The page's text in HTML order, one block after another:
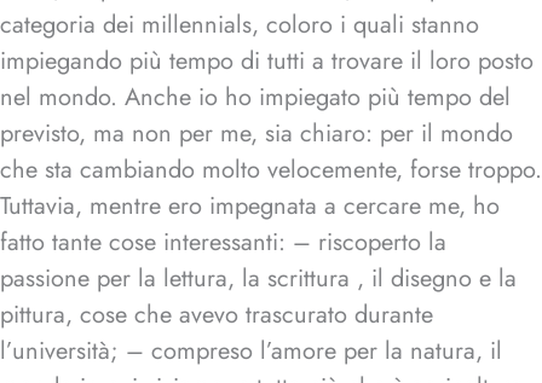
categoria dei millennials, coloro i quali stanno
impiegando più tempo di tutti a trovare il loro posto
nel mondo. Anche io ho impiegato più tempo del
previsto, ma non per me, sia chiaro: per il mondo
che sta cambiando molto velocemente, forse troppo.
Tuttavia, mentre ero impegnata a cercare me, ho
fatto tante cose interessanti: – riscoperto la
passione per la lettura, la scrittura , il disegno e la
pittura, cose che avevo trascurato durante
l’università; – compreso l’amore per la natura, il